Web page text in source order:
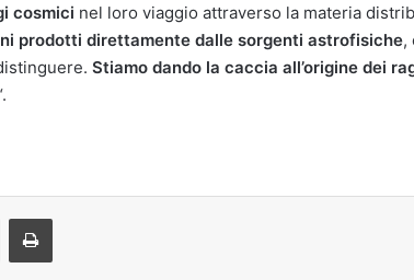
cosmici nel loro viaggio attraverso la materia
prodotti direttamente dalle sorgenti astrofisiche,
Stiamo dando la caccia all’origine dei